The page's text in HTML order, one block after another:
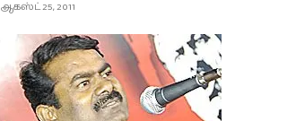
ஆகஸ்ட் 25, 2011